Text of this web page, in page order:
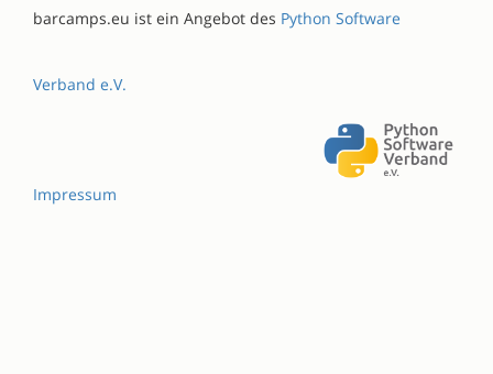
barcamps.eu ist ein Angebot des Python Software
Verband e.V.
Impressum